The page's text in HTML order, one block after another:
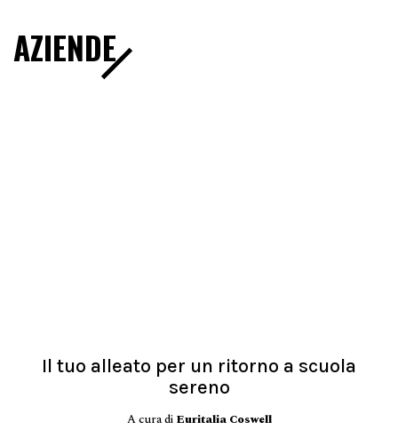
AZIENDE
Il tuo alleato per un ritorno a scuola
sereno
A cura di Euritalia Coswell